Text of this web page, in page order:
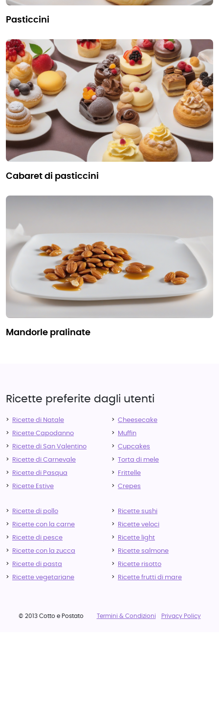
pasticcini
cabaret di pasticcini
mandorle pralinate
Ricette preferite dagli utenti
Ricette di Natale
Ricette Capodanno
Ricette di San Valentino
Ricette di Carnevale
Ricette di Pasqua
Ricette Estive
Cheesecake
Muffin
Cupcakes
Torta di mele
Frittelle
Crepes
Ricette di pollo
Ricette con la carne
Ricette di pesce
Ricette con la zucca
Ricette di pasta
Ricette vegetariane
Ricette sushi
Ricette veloci
Ricette light
Ricette salmone
Ricette risotto
Ricette frutti di mare
© 2013 Cotto e Postato Termini & Condizioni Privacy Policy